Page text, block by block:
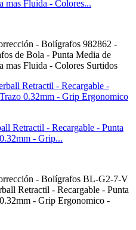
mas Fluida - Colores...
- Bolígrafos 982862 -
de Bola - Punta Media de
mas Fluida - Colores Surtidos
Retractil - Recargable - Punta
- Grip...
- Bolígrafos BL-G2-7-V
Retractil - Recargable - Punta
- Grip Ergonomico -